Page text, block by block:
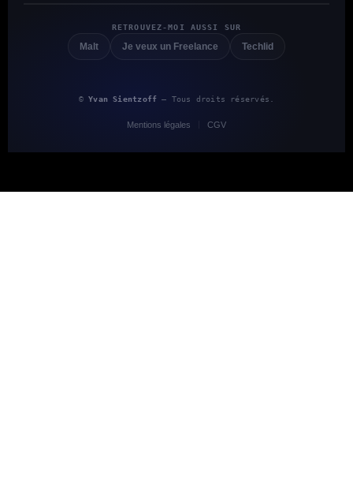
RETROUVEZ-MOI AUSSI SUR
Malt Je veux un Freelance Techlid
©Yvan Sientzoff — Tous droits réservés.
Mentions légales CGV